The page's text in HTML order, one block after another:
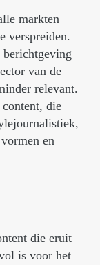
markten
verspreiden.
van de
relevant.
die
en
die eruit
is voor het